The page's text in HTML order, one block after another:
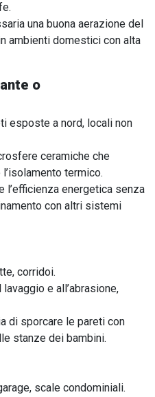
una buona aerazione del
ambienti domestici con alta
o
esposte a nord, locali non
ceramiche che
termico.
l’efficienza energetica senza
con altri sistemi
corridoi.
e all’abrasione,
di sporcare le pareti con
stanze dei bambini.
scale condominiali.